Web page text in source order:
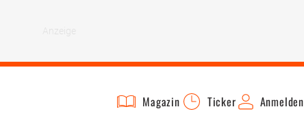
Magazin Ticker Anmelden